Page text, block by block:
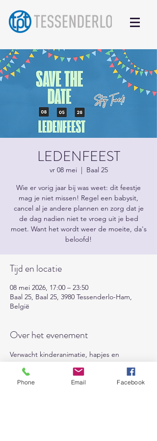
LEDENFEEST
vr 08 mei
  |
Baal 25
Wie er vorig jaar bij was weet: dit feestje
mag je niet missen! Regel een babysit,
cancel al je andere plannen en zorg dat je
de dag nadien niet te vroeg uit je bed
moet. Want het wordt weer de moeite, da's
beloofd!
Tijd en locatie
08 mei 2026, 17:00 – 23:50
Baal 25, Baal 25, 3980 Tessenderlo-Ham,
België
Over het evenement
Verwacht kinderanimatie, hapjes en
We maken er samen een heerlijke
ledenfeest van. WELKOM iedereen!
Phone Email Facebook